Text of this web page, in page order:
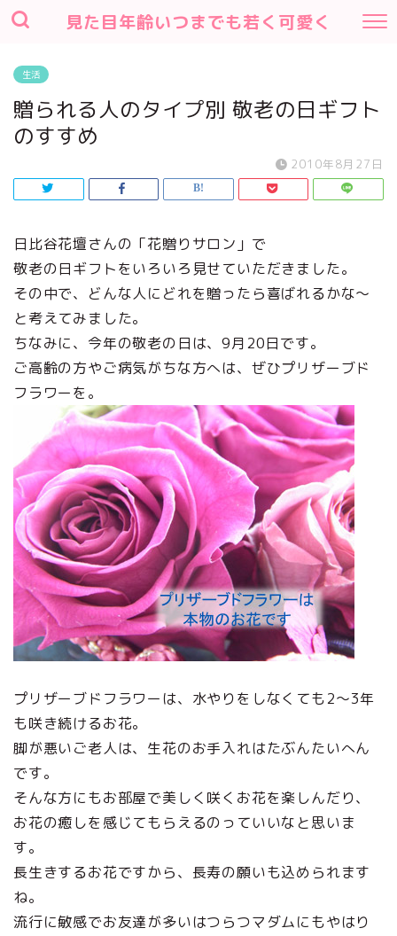
見た目年齢いつまでも若く可愛く
生活
贈られる人のタイプ別 敬老の日ギフト
のすすめ
2010年8月27日
日比谷花壇さんの「花贈りサロン」で
敬老の日ギフトをいろいろ見せていただきました。
その中で、どんな人にどれを贈ったら喜ばれるかな～
と考えてみました。
ちなみに、今年の敬老の日は、9月20日です。
ご高齢の方やご病気がちな方へは、ぜひプリザーブド
フラワーを。
プリザーブドフラワーは、水やりをしなくても2～3年
も咲き続けるお花。
脚が悪いご老人は、生花のお手入れはたぶんたいへん
です。
そんな方にもお部屋で美しく咲くお花を楽しんだり、
お花の癒しを感じてもらえるのっていいなと思いま
す。
長生きするお花ですから、長寿の願いも込められます
ね。
流行に敏感でお友達が多いはつらつマダムにもやはり